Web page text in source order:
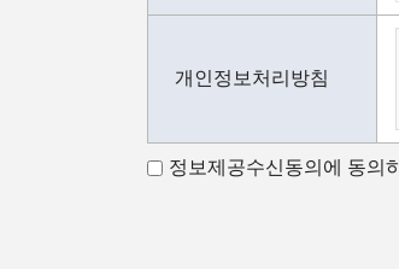
개인정보처리방침
정보제공수신동의에 동의